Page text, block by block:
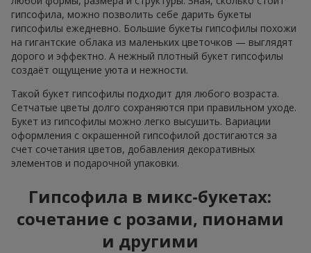
гипсофила, можно позволить себе дарить букеты
гипсофилы ежедневно. Большие букеты гипсофилы похожи
на гигантские облака из маленьких цветочков — выглядят
дорого и эффектно. А нежный плотный букет гипсофилы
создаёт ощущение уюта и нежности.
Такой букет гипсофилы подходит для любого возраста.
Сетчатые цветы долго сохраняются при правильном уходе.
Букет из гипсофилы можно легко высушить. Вариации
оформления с окрашенной гипсофилой достигаются за
счет сочетания цветов, добавления декоративных
элементов и подарочной упаковки.
Гипсофила в микс-букетах:
сочетание с розами, пионами
и другими